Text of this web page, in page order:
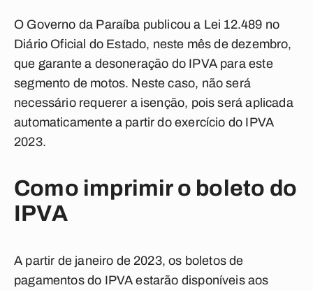
O Governo da Paraíba publicou a Lei 12.489 no
Diário Oficial do Estado, neste mês de dezembro,
que garante a desoneração do IPVA para este
segmento de motos. Neste caso, não será
necessário requerer a isenção, pois será aplicada
automaticamente a partir do exercício do IPVA
2023.
Como imprimir o boleto do
IPVA
A partir de janeiro de 2023, os boletos de
pagamentos do IPVA estarão disponíveis aos